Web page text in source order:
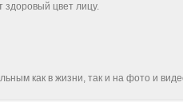
здоровый цвет лицу.
как в жизни, так и на фото и